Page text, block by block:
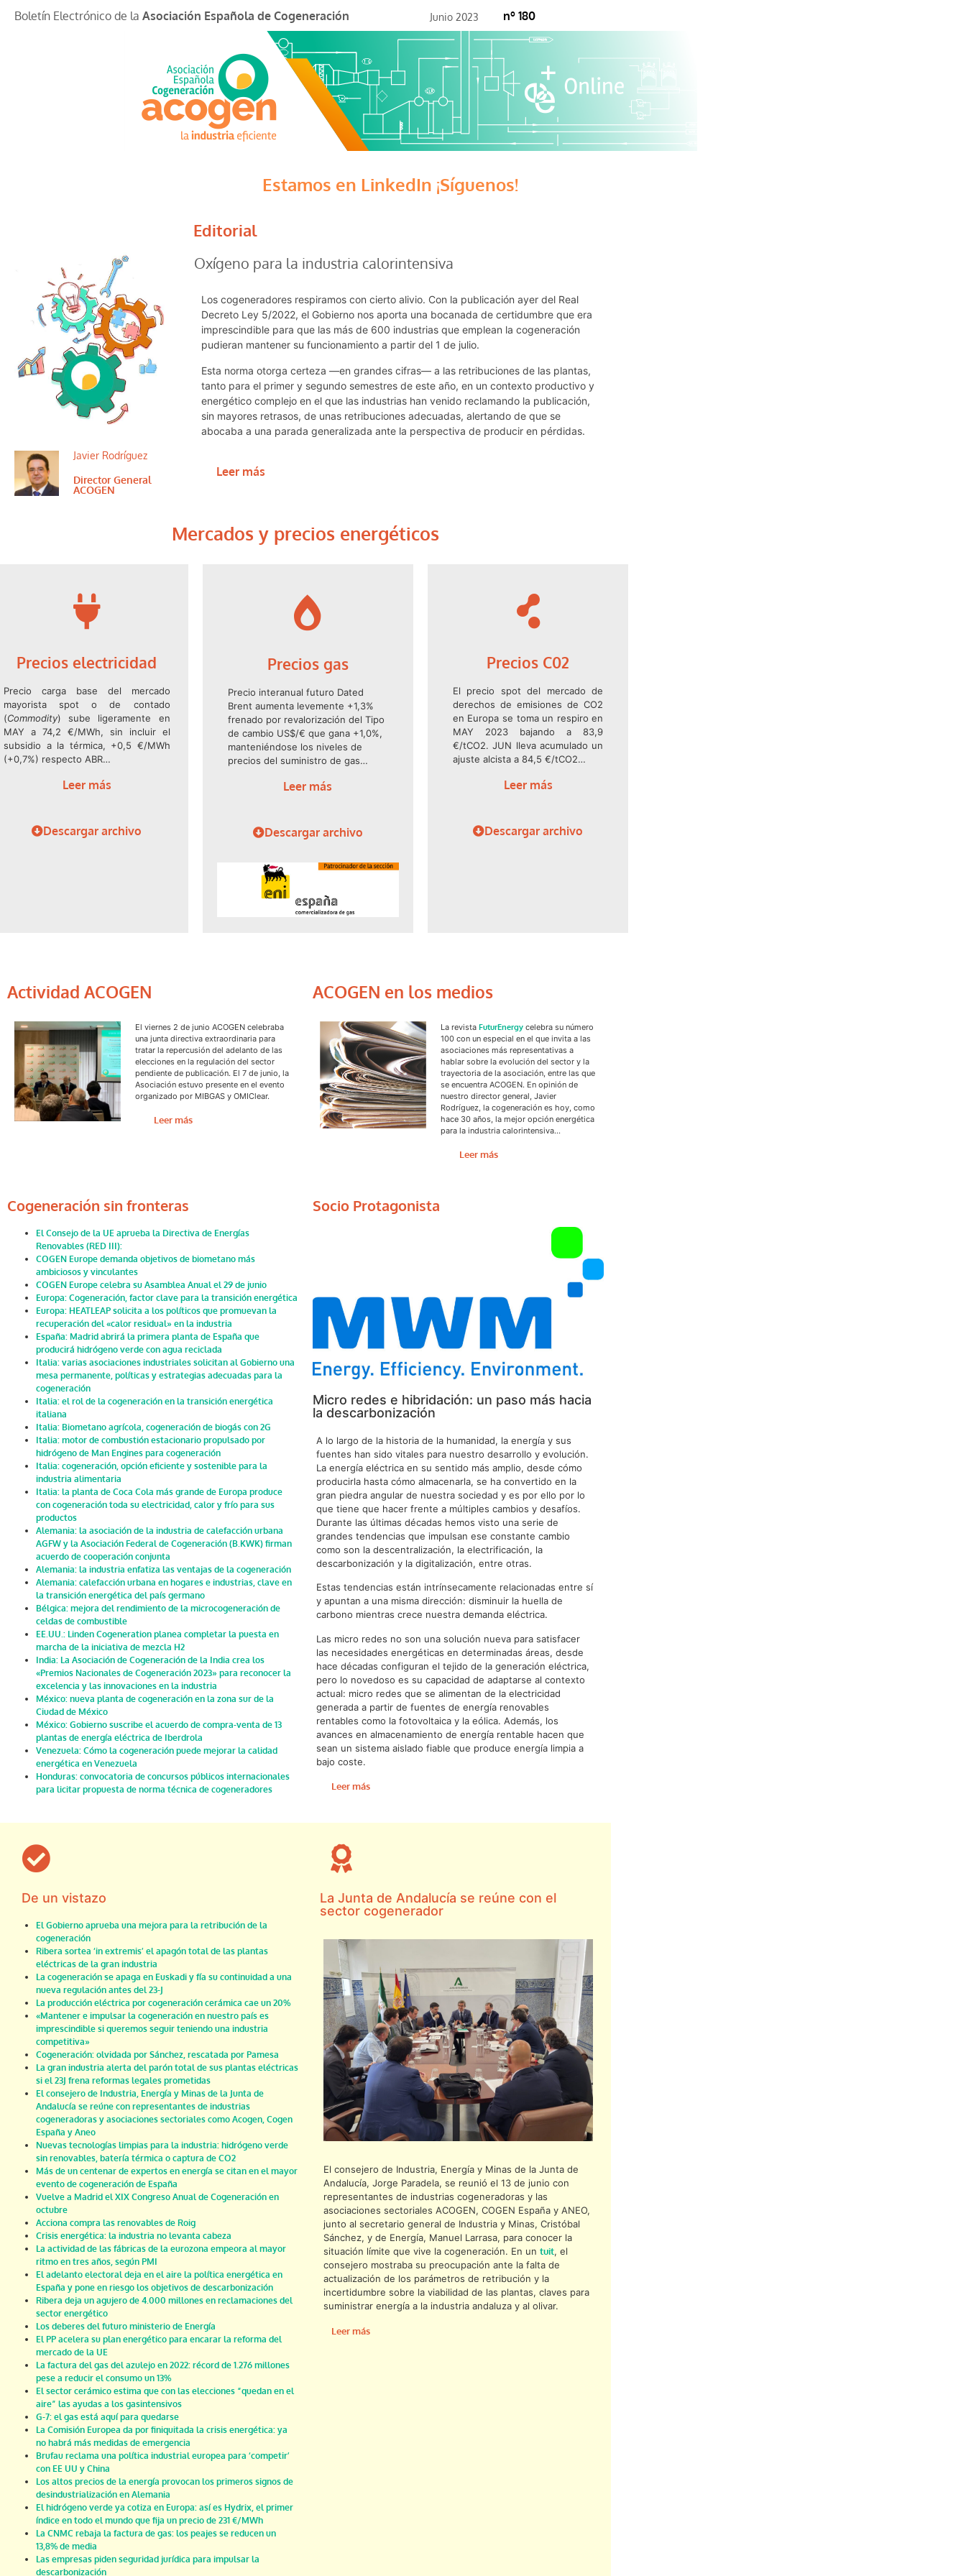
Boletín Electrónico de la Asociación Española de Cogeneración Junio 2023 nº 180
Estamos en LinkedIn ¡Síguenos!
Editorial
Javier Rodríguez
Director General
ACOGEN
Oxígeno para la industria calorintensiva
Los cogeneradores respiramos con cierto alivio. Con la publicación ayer del Real
Decreto Ley 5/2022, el Gobierno nos aporta una bocanada de certidumbre que era
imprescindible para que las más de 600 industrias que emplean la cogeneración
pudieran mantener su funcionamiento a partir del 1 de julio.
Esta norma otorga certeza —en grandes cifras— a las retribuciones de las plantas,
tanto para el primer y segundo semestres de este año, en un contexto productivo y
energético complejo en el que las industrias han venido reclamando la publicación,
sin mayores retrasos, de unas retribuciones adecuadas, alertando de que se
abocaba a una parada generalizada ante la perspectiva de producir en pérdidas.
Leer más
Mercados y precios energéticos
Precios electricidad
Precio carga base del mercado
mayorista spot o de contado
(Commodity) sube ligeramente en
MAY a 74,2 €/MWh, sin incluir el
subsidio a la térmica, +0,5 €/MWh
(+0,7%) respecto ABR…
Leer más
Descargar archivo
Precios gas
Precio interanual futuro Dated
Brent aumenta levemente +1,3%
frenado por revalorización del Tipo
de cambio US$/€ que gana +1,0%,
manteniéndose los niveles de
precios del suministro de gas…
Leer más
Descargar archivo
Precios C02
El precio spot del mercado de
derechos de emisiones de CO2
en Europa se toma un respiro en
MAY 2023 bajando a 83,9
€/tCO2. JUN lleva acumulado un
ajuste alcista a 84,5 €/tCO2…
Leer más
Descargar archivo
Actividad ACOGEN ACOGEN en los medios
El viernes 2 de junio ACOGEN celebraba
una junta directiva extraordinaria para
tratar la repercusión del adelanto de las
elecciones en la regulación del sector
pendiente de publicación. El 7 de junio, la
Asociación estuvo presente en el evento
organizado por MIBGAS y OMIClear.
Leer más
La revistaFuturEnergy celebra su número
100 con un especial en el que invita a las
asociaciones más representativas a
hablar sobre la evolución del sector y la
trayectoria de la asociación, entre las que
se encuentra ACOGEN. En opinión de
nuestro director general, Javier
Rodríguez, la cogeneración es hoy, como
hace 30 años, la mejor opción energética
para la industria calorintensiva…
Leer más
Cogeneración sin fronteras
El Consejo de la UE aprueba la Directiva de Energías
Renovables (RED III):
COGEN Europe demanda objetivos de biometano más
ambiciosos y vinculantes
COGEN Europe celebra su Asamblea Anual el 29 de junio
Europa: Cogeneración, factor clave para la transición energética
Europa: HEATLEAP solicita a los políticos que promuevan la
recuperación del «calor residual» en la industria
España: Madrid abrirá la primera planta de España que
producirá hidrógeno verde con agua reciclada
Italia: varias asociaciones industriales solicitan al Gobierno una
mesa permanente, políticas y estrategias adecuadas para la
cogeneración
Italia: el rol de la cogeneración en la transición energética
italiana
Italia: Biometano agrícola, cogeneración de biogás con 2G
Italia: motor de combustión estacionario propulsado por
hidrógeno de Man Engines para cogeneración
Italia: cogeneración, opción eficiente y sostenible para la
industria alimentaria
Italia: la planta de Coca Cola más grande de Europa produce
con cogeneración toda su electricidad, calor y frío para sus
productos
Alemania: la asociación de la industria de calefacción urbana
AGFW y la Asociación Federal de Cogeneración (B.KWK) firman
acuerdo de cooperación conjunta
Alemania: la industria enfatiza las ventajas de la cogeneración
Alemania: calefacción urbana en hogares e industrias, clave en
la transición energética del país germano
Bélgica: mejora del rendimiento de la microcogeneración de
celdas de combustible
EE.UU.: Linden Cogeneration planea completar la puesta en
marcha de la iniciativa de mezcla H2
India: La Asociación de Cogeneración de la India crea los
«Premios Nacionales de Cogeneración 2023» para reconocer la
excelencia y las innovaciones en la industria
México: nueva planta de cogeneración en la zona sur de la
Ciudad de México
México: Gobierno suscribe el acuerdo de compra-venta de 13
plantas de energía eléctrica de Iberdrola
Venezuela: Cómo la cogeneración puede mejorar la calidad
energética en Venezuela
Honduras: convocatoria de concursos públicos internacionales
para licitar propuesta de norma técnica de cogeneradores
Socio Protagonista
Micro redes e hibridación: un paso más hacia
la descarbonización
A lo largo de la historia de la humanidad, la energía y sus
fuentes han sido vitales para nuestro desarrollo y evolución.
La energía eléctrica en su sentido más amplio, desde cómo
producirla hasta cómo almacenarla, se ha convertido en la
gran piedra angular de nuestra sociedad y es por ello por lo
que tiene que hacer frente a múltiples cambios y desafíos.
Durante las últimas décadas hemos visto una serie de
grandes tendencias que impulsan ese constante cambio
como son la descentralización, la electrificación, la
descarbonización y la digitalización, entre otras.
Estas tendencias están intrínsecamente relacionadas entre sí
y apuntan a una misma dirección: disminuir la huella de
carbono mientras crece nuestra demanda eléctrica.
Las micro redes no son una solución nueva para satisfacer
las necesidades energéticas en determinadas áreas, desde
hace décadas configuran el tejido de la generación eléctrica,
pero lo novedoso es su capacidad de adaptarse al contexto
actual: micro redes que se alimentan de la electricidad
generada a partir de fuentes de energía renovables
rentables como la fotovoltaica y la eólica. Además, los
avances en almacenamiento de energía rentable hacen que
sean un sistema aislado fiable que produce energía limpia a
bajo coste.
Leer más
De un vistazo
El Gobierno aprueba una mejora para la retribución de la
cogeneración
Ribera sortea ‘in extremis’ el apagón total de las plantas
eléctricas de la gran industria
La cogeneración se apaga en Euskadi y fía su continuidad a una
nueva regulación antes del 23-J
La producción eléctrica por cogeneración cerámica cae un 20%
«Mantener e impulsar la cogeneración en nuestro país es
imprescindible si queremos seguir teniendo una industria
competitiva»
Cogeneración: olvidada por Sánchez, rescatada por Pamesa
La gran industria alerta del parón total de sus plantas eléctricas
si el 23J frena reformas legales prometidas
El consejero de Industria, Energía y Minas de la Junta de
Andalucía se reúne con representantes de industrias
cogeneradoras y asociaciones sectoriales como Acogen, Cogen
España y Aneo
Nuevas tecnologías limpias para la industria: hidrógeno verde
sin renovables, batería térmica o captura de CO2
Más de un centenar de expertos en energía se citan en el mayor
evento de cogeneración de España
Vuelve a Madrid el XIX Congreso Anual de Cogeneración en
octubre
Acciona compra las renovables de Roig
Crisis energética: la industria no levanta cabeza
La actividad de las fábricas de la eurozona empeora al mayor
ritmo en tres años, según PMI
El adelanto electoral deja en el aire la política energética en
España y pone en riesgo los objetivos de descarbonización
Ribera deja un agujero de 4.000 millones en reclamaciones del
sector energético
Los deberes del futuro ministerio de Energía
El PP acelera su plan energético para encarar la reforma del
mercado de la UE
La factura del gas del azulejo en 2022: récord de 1.276 millones
pese a reducir el consumo un 13%
El sector cerámico estima que con las elecciones “quedan en el
aire” las ayudas a los gasintensivos
G-7: el gas está aquí para quedarse
La Comisión Europea da por finiquitada la crisis energética: ya
no habrá más medidas de emergencia
Brufau reclama una política industrial europea para ‘competir’
con EE UU y China
Los altos precios de la energía provocan los primeros signos de
desindustrialización en Alemania
El hidrógeno verde ya cotiza en Europa: así es Hydrix, el primer
índice en todo el mundo que fija un precio de 231 €/MWh
La CNMC rebaja la factura de gas: los peajes se reducen un
13,8% de media
Las empresas piden seguridad jurídica para impulsar la
descarbonización
La Junta de Andalucía se reúne con el
sector cogenerador
El consejero de Industria, Energía y Minas de la Junta de
Andalucía, Jorge Paradela, se reunió el 13 de junio con
representantes de industrias cogeneradoras y las
asociaciones sectoriales ACOGEN, COGEN España y ANEO,
junto al secretario general de Industria y Minas, Cristóbal
Sánchez, y de Energía, Manuel Larrasa, para conocer la
situación límite que vive la cogeneración. En un tuit, el
consejero mostraba su preocupación ante la falta de
actualización de los parámetros de retribución y la
incertidumbre sobre la viabilidad de las plantas, claves para
suministrar energía a la industria andaluza y al olivar.
Leer más